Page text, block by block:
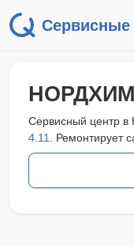
Сервисные
НОРДХИМ
Сервисный центр в
4.11
. Ремонтирует